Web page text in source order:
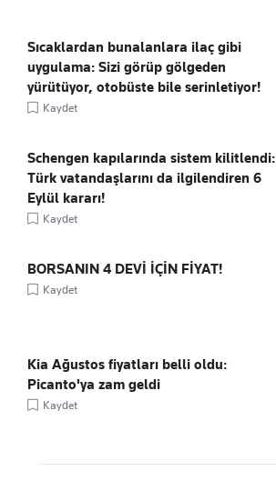
Sıcaklardan bunalanlara ilaç gibi
uygulama: Sizi görüp gölgeden
yürütüyor, otobüste bile serinletiyor!
Kaydet
Schengen kapılarında sistem kilitlendi:
Türk vatandaşlarını da ilgilendiren 6
Eylül kararı!
Kaydet
BORSANIN 4 DEVİ İÇİN FİYAT!
Kaydet
Kia Ağustos fiyatları belli oldu:
Picanto'ya zam geldi
Kaydet